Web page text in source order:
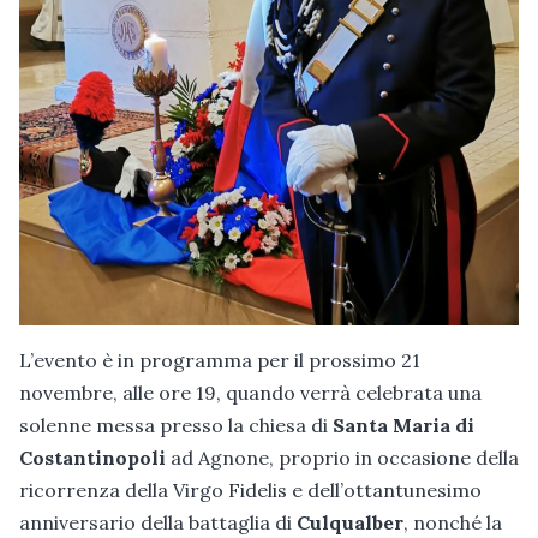
L’evento è in programma per il prossimo 21
novembre, alle ore 19, quando verrà celebrata una
solenne messa presso la chiesa di Santa Maria di
Costantinopoli ad Agnone, proprio in occasione della
ricorrenza della Virgo Fidelis e dell’ottantunesimo
anniversario della battaglia di Culqualber, nonché la